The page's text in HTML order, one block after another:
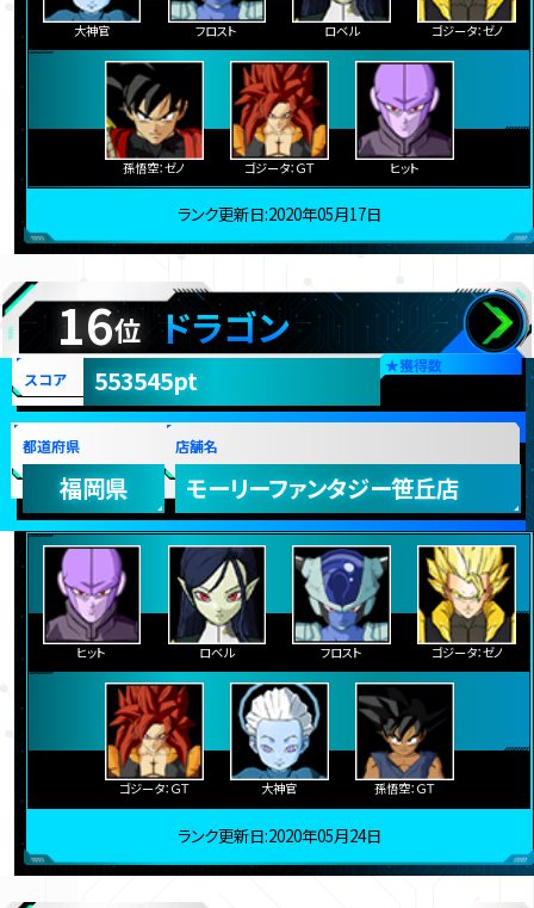
大神官 フロスト ロベル ゴジータ：ゼノ
孫悟空：ゼノ ゴジータ：ＧＴ ヒット
ランク更新日:2020年05月17日
16位 ドラゴン
★獲得数
スコア 553545pt
都道府県
福岡県
店舗名
モーリーファンタジー笹丘店
ヒット ロベル フロスト ゴジータ：ゼノ
ゴジータ：ＧＴ 大神官 孫悟空：ＧＴ
ランク更新日:2020年05月24日